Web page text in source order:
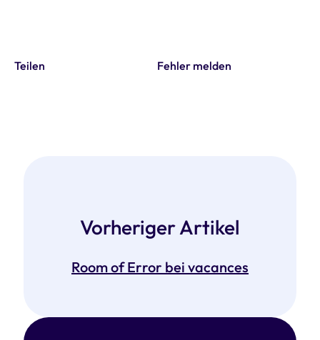
Teilen Fehler melden
Vorheriger Artikel
Room of Error bei vacances